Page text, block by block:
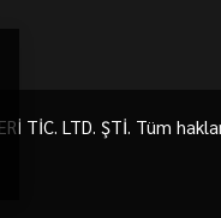
TİC. LTD. ŞTİ. Tüm